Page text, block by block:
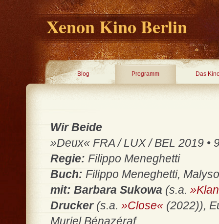
Xenon Kino Berlin
Blog Programm Das
Wir Beide
»Deux« FRA / LUX / BEL 2019 •
Regie: Filippo Meneghetti
Buch: Filippo Meneghetti,
mit: Barbara Sukowa (s.a.
Drucker(s.a. »Close« (2022)),
Muriel Bénazéraf